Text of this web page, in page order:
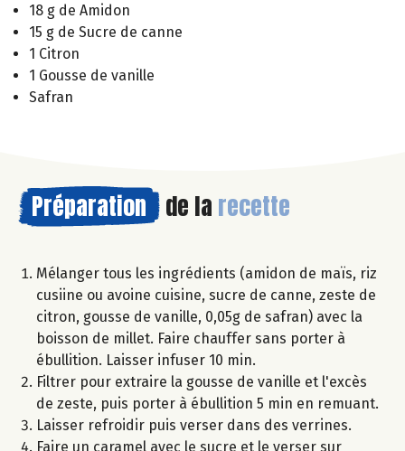
18 g de Amidon
15 g de Sucre de canne
1 Citron
1 Gousse de vanille
Safran
Préparation de la recette
Mélanger tous les ingrédients (amidon de maïs, riz
cusiine ou avoine cuisine, sucre de canne, zeste de
citron, gousse de vanille, 0,05g de safran) avec la
boisson de millet. Faire chauffer sans porter à
ébullition. Laisser infuser 10 min.
Filtrer pour extraire la gousse de vanille et l'excès
de zeste, puis porter à ébullition 5 min en remuant.
Laisser refroidir puis verser dans des verrines.
Faire un caramel avec le sucre et le verser sur